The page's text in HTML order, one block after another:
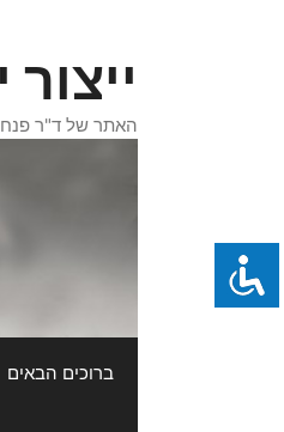
ייצור
האתר של ד"ר
ברוכים הבאים